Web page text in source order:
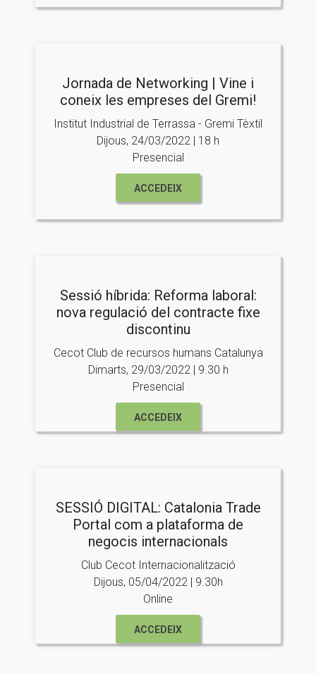
Jornada de Networking | Vine i
coneix les empreses del Gremi!
Institut Industrial de Terrassa - Gremi Tèxtil
Dijous, 24/03/2022 | 18 h
Presencial
ACCEDEIX
Sessió híbrida: Reforma laboral:
nova regulació del contracte fixe
discontinu
Cecot Club de recursos humans Catalunya
Dimarts, 29/03/2022 | 9.30 h
Presencial
ACCEDEIX
SESSIÓ DIGITAL: Catalonia Trade
Portal com a plataforma de
negocis internacionals
Club Cecot Internacionalització
Dijous, 05/04/2022 | 9.30h
Online
ACCEDEIX